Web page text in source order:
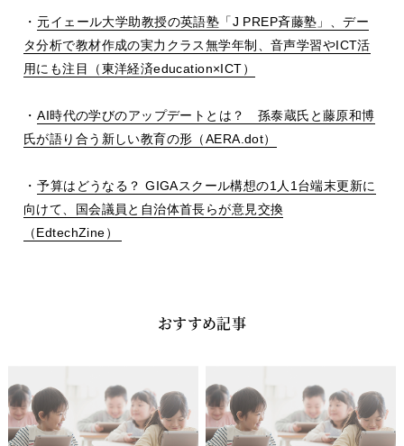
・ 元イェール大学助教授の英語塾「J PREP斉藤塾」、デー
タ分析で教材作成の実力クラス無学年制、音声学習やICT活
用にも注目（東洋経済education×ICT）
・AI時代の学びのアップデートとは？ 孫泰蔵氏と藤原和博
氏が語り合う新しい教育の形（AERA.dot）
・予算はどうなる？ GIGAスクール構想の1 人 1 台端末更新に
向けて、国会議員と自治体首長らが意見交換
（EdtechZine）
おすすめ記事